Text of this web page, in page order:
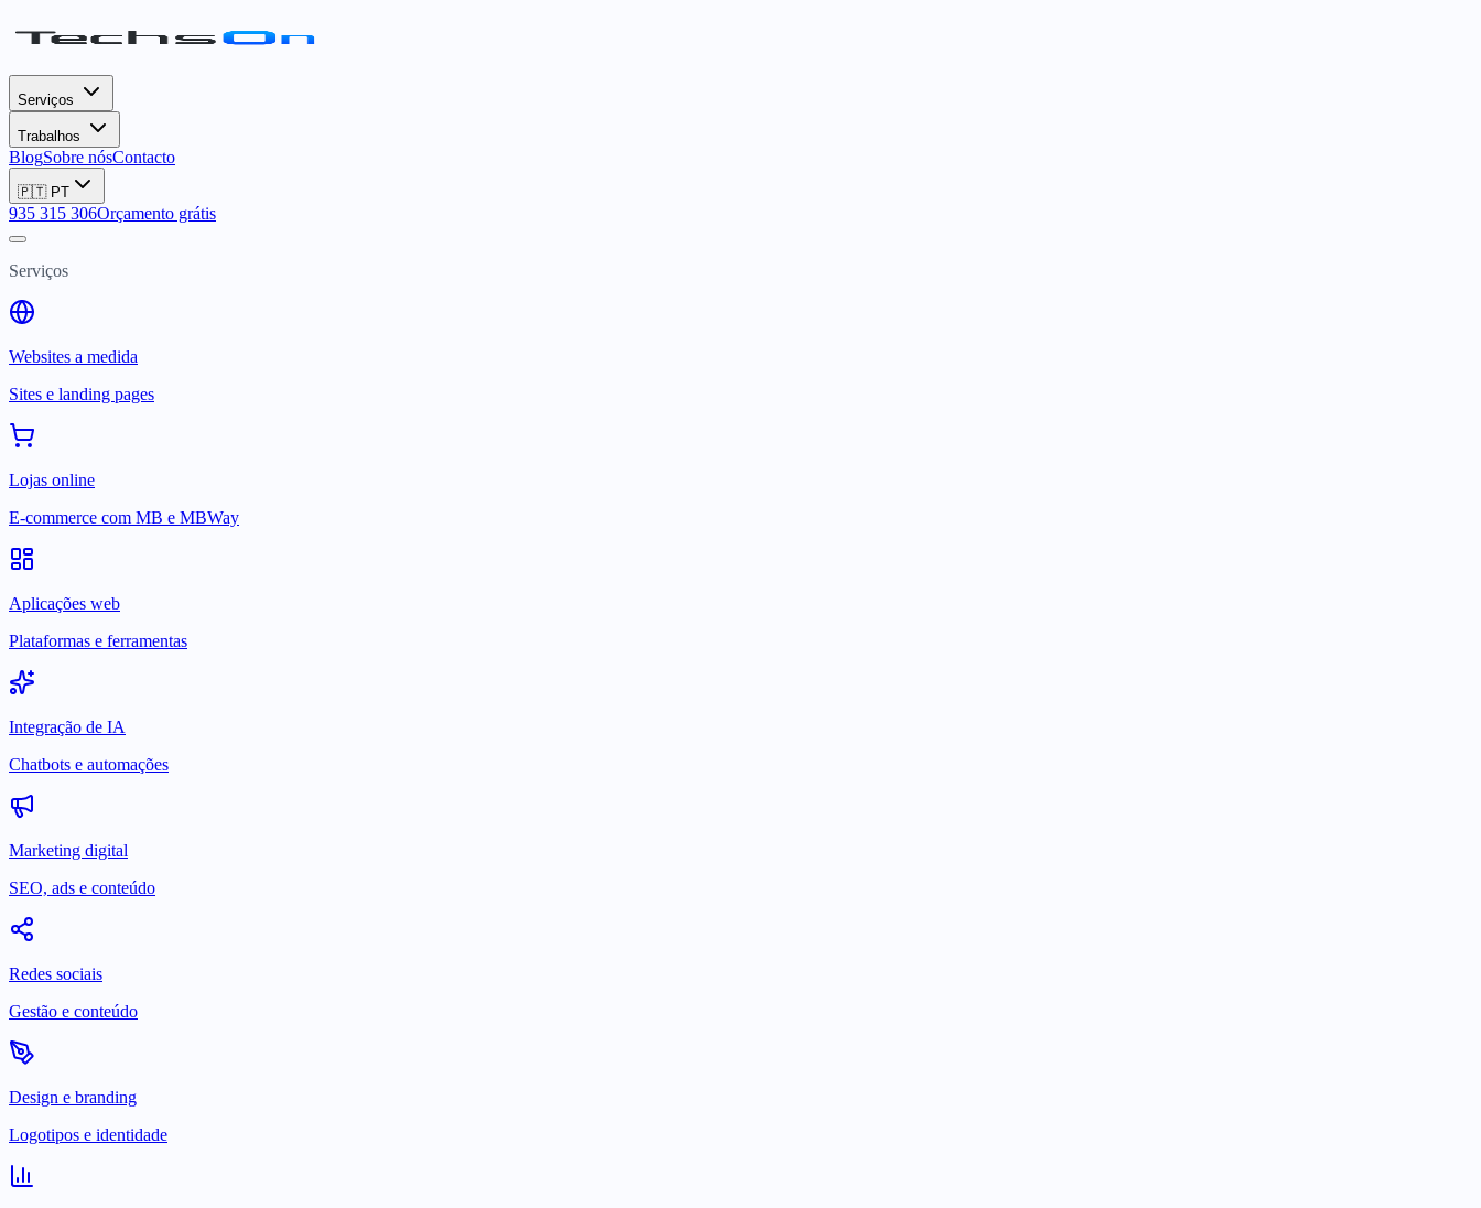
Serviços
Trabalhos
BlogSobre nósContacto
🇵🇹 PT
935 315 306Orçamento grátis
Serviços
Websites a medida
Sites e landing pages
Lojas online
E-commerce com MB e MBWay
Aplicações web
Plataformas e ferramentas
Integração de IA
Chatbots e automações
Marketing digital
SEO, ads e conteúdo
Redes sociais
Gestão e conteúdo
Design e branding
Logotipos e identidade